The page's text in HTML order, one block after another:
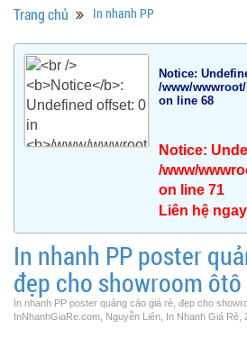
Trang chủ In nhanh PP
Notice:
/www/
on line 68
Notice:
/www/
on line 71
Liên hệ ngay
In nhanh PP poster
đẹp cho showroom
In nhanh PP poster quảng cáo giá rẻ, đẹp cho
InNhanhGiaRe.com, Nguyễn Liên, In Nhanh Giá Rẻ,